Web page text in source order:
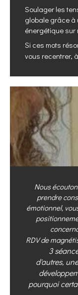
Soulager les
globale grâce à
énergétique sur
Si ces mots
vous recentrer,
Nous
prendre
émotionnel,
RDV de
3
d'autres,
pourquoi